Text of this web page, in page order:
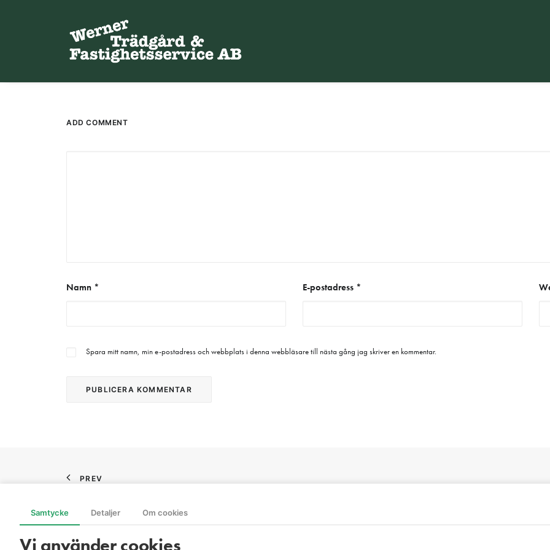
Samtycke Detaljer Om cookies
Vi använder cookies
ADD COMMENT
Namn * E-postadress *
Spara mitt namn, min e-postadress och webbplats i denna webbläsare till nästa gång jag skriver en kommentar.
PREV